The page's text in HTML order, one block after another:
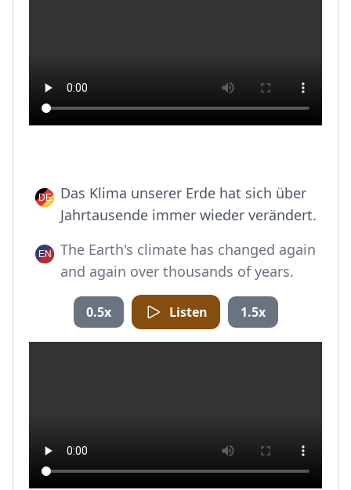
Das Klima unserer Erde hat sich über
Jahrtausende immer wieder verändert.
The Earth's climate has changed again
and again over thousands of years.
0.5x Listen 1.5x